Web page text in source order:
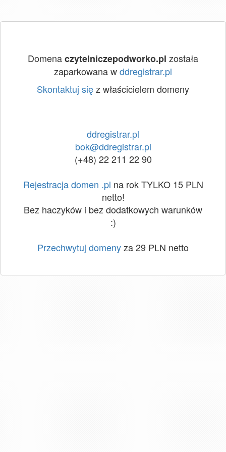
Domenaczytelniczepodworko.pl została
zaparkowana wddregistrar.pl
Skontaktuj sięz właścicielem domeny
ddregistrar.pl
bok@ddregistrar.pl
(+48) 22 211 22 90
Rejestracja domen .pl na rok TYLKO 15 PLN
netto!
Bez haczyków i bez dodatkowych warunków
:)
Przechwytuj domenyza 29 PLN netto